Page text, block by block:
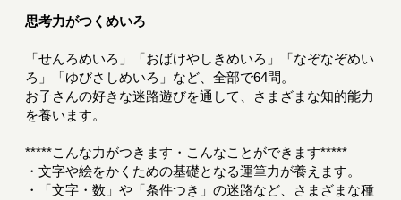
思考力がつくめいろ
「せんろめいろ」「おばけやしきめいろ」「なぞなぞめい
ろ」「ゆびさしめいろ」など、全部で64問。
お子さんの好きな迷路遊びを通して、さまざまな知的能力
を養います。
*****こんな力がつきます・こんなことができます*****
・文字や絵をかくための基礎となる運筆力が養えます。
・「文字・数」や「条件つき」の迷路など、さまざまな種